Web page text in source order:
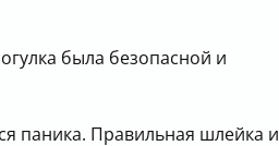
была безопасной и
паника. Правильная шлейка и